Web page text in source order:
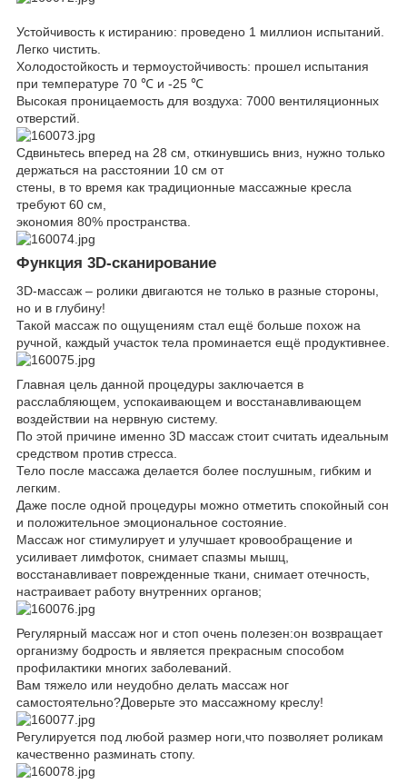
Устойчивость к истиранию: проведено 1 миллион испытаний.
Легко чистить.
Холодостойкость и термоустойчивость: прошел испытания
при температуре 70 ℃ и -25 ℃
Высокая проницаемость для воздуха: 7000 вентиляционных
отверстий.
Сдвиньтесь вперед на 28 см, откинувшись вниз, нужно только
держаться на расстоянии 10 см от
стены, в то время как традиционные массажные кресла
требуют 60 см,
экономия 80% пространства.
Функция 3D-сканирование
3D-массаж – ролики двигаются не только в разные стороны,
но и в глубину!
Такой массаж по ощущениям стал ещё больше похож на
ручной, каждый участок тела проминается ещё продуктивнее.
Главная цель данной процедуры заключается в
расслабляющем, успокаивающем и восстанавливающем
воздействии на нервную систему.
По этой причине именно 3D массаж стоит считать идеальным
средством против стресса.
Тело после массажа делается более послушным, гибким и
легким.
Даже после одной процедуры можно отметить спокойный сон
и положительное эмоциональное состояние.
Массаж ног стимулирует и улучшает кровообращение и
усиливает лимфоток, снимает спазмы мышц,
восстанавливает поврежденные ткани, снимает отечность,
настраивает работу внутренних органов;
Регулярный массаж ног и стоп очень полезен:он возвращает
организму бодрость и является прекрасным способом
профилактики многих заболеваний.
Вам тяжело или неудобно делать массаж ног
самостоятельно?Доверьте это массажному креслу!
Регулируется под любой размер ноги,что позволяет роликам
качественно разминать стопу.